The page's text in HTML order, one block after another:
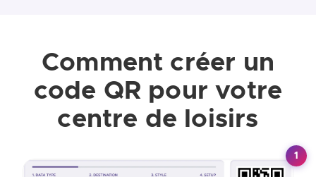
Comment créer un
code QR pour votre
centre de loisirs
1